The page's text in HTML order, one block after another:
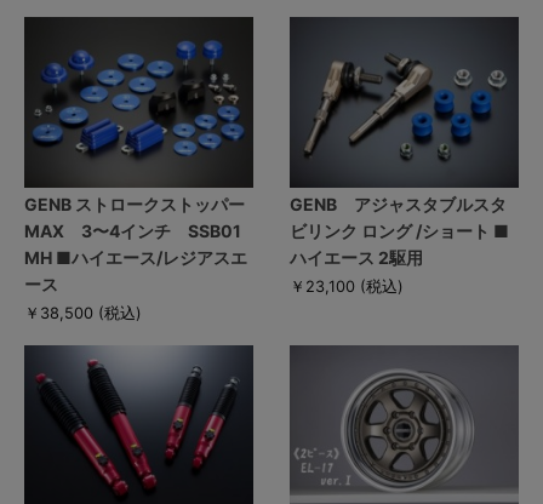
GENB ストロークストッパー
MAX 3〜4インチ SSB01
MH ■ハイエース/レジアスエ
ース
￥38,500 (税込)
GENB アジャスタブルスタ
ビリンク ロング /ショート ■
ハイエース 2駆用
￥23,100 (税込)